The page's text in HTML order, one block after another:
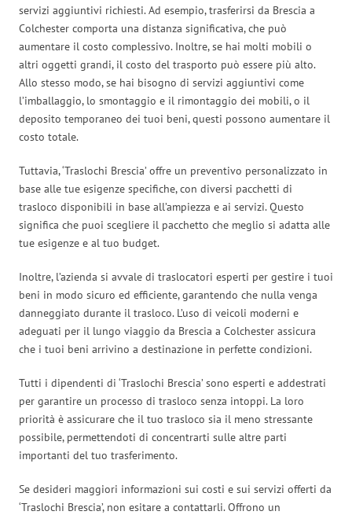
servizi aggiuntivi richiesti. Ad esempio, trasferirsi da Brescia a
Colchester comporta una distanza significativa, che può
aumentare il costo complessivo. Inoltre, se hai molti mobili o
altri oggetti grandi, il costo del trasporto può essere più alto.
Allo stesso modo, se hai bisogno di servizi aggiuntivi come
l’imballaggio, lo smontaggio e il rimontaggio dei mobili, o il
deposito temporaneo dei tuoi beni, questi possono aumentare il
costo totale.
Tuttavia, ‘Traslochi Brescia’ offre un preventivo personalizzato in
base alle tue esigenze specifiche, con diversi pacchetti di
trasloco disponibili in base all’ampiezza e ai servizi. Questo
significa che puoi scegliere il pacchetto che meglio si adatta alle
tue esigenze e al tuo budget.
Inoltre, l’azienda si avvale di traslocatori esperti per gestire i tuoi
beni in modo sicuro ed efficiente, garantendo che nulla venga
danneggiato durante il trasloco. L’uso di veicoli moderni e
adeguati per il lungo viaggio da Brescia a Colchester assicura
che i tuoi beni arrivino a destinazione in perfette condizioni.
Tutti i dipendenti di ‘Traslochi Brescia’ sono esperti e addestrati
per garantire un processo di trasloco senza intoppi. La loro
priorità è assicurare che il tuo trasloco sia il meno stressante
possibile, permettendoti di concentrarti sulle altre parti
importanti del tuo trasferimento.
Se desideri maggiori informazioni sui costi e sui servizi offerti da
‘Traslochi Brescia’, non esitare a contattarli. Offrono un